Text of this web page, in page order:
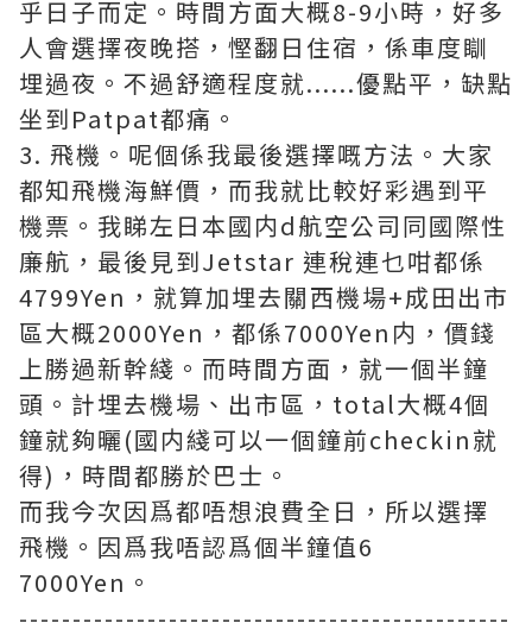
乎日子而定。時間方面大概8-9小時，好多
人會選擇夜晚搭，慳翻日住宿，係車度瞓
埋過夜。不過舒適程度就......優點平，缺點
坐到Patpat都痛。
3. 飛機。呢個係我最後選擇嘅方法。大家
都知飛機海鮮價，而我就比較好彩遇到平
機票。我睇左日本國内d航空公司同國際性
廉航，最後見到Jetstar 連稅連乜咁都係
4799Yen，就算加埋去關西機場+成田出市
區大概2000Yen，都係7000Yen内，價錢
上勝過新幹綫。而時間方面，就一個半鐘
頭。計埋去機場、出市區，total大概4個
鐘就夠曬(國内綫可以一個鐘前checkin就
得)，時間都勝於巴士。
而我今次因爲都唔想浪費全日，所以選擇
飛機。因爲我唔認爲個半鐘值6
7000Yen。
----------------------------------------------